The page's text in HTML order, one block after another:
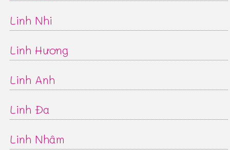
Linh Nhi
Linh Hương
Linh Anh
Linh Đa
Linh Nhâm